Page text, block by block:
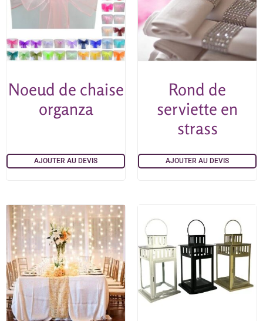
Noeud de chaise
organza
AJOUTER AU DEVIS
Rond de
serviette en
strass
AJOUTER AU DEVIS